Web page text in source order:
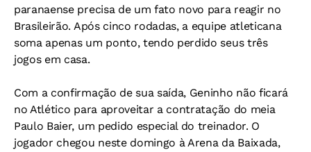
paranaense precisa de um fato novo para reagir no
Brasileirão. Após cinco rodadas, a equipe atleticana
soma apenas um ponto, tendo perdido seus três
jogos em casa.
Com a confirmação de sua saída, Geninho não ficará
no Atlético para aproveitar a contratação do meia
Paulo Baier, um pedido especial do treinador. O
jogador chegou neste domingo à Arena da Baixada,